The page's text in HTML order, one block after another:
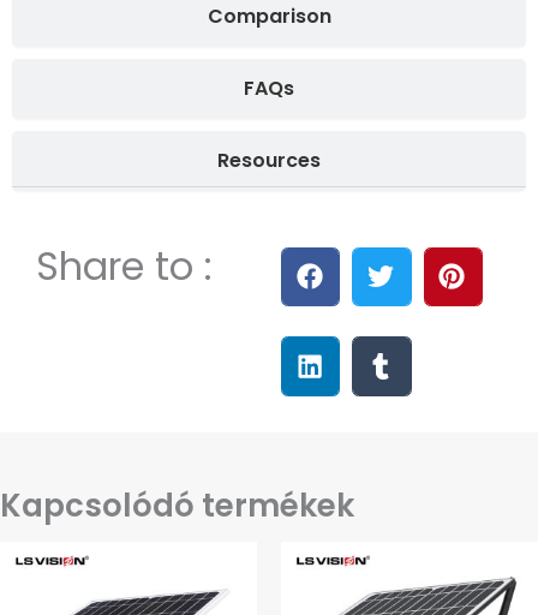
Comparison
FAQs
Resources
Share to :
Kapcsolódó termékek